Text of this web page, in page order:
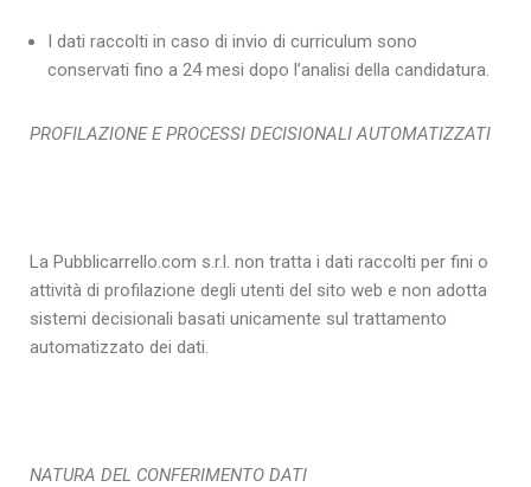
I dati raccolti in caso di invio di curriculum sono
conservati fino a 24 mesi dopo l’analisi della candidatura.
PROFILAZIONE E PROCESSI DECISIONALI AUTOMATIZZATI
La Pubblicarrello.com s.r.l. non tratta i dati raccolti per fini o
attività di profilazione degli utenti del sito web e non adotta
sistemi decisionali basati unicamente sul trattamento
automatizzato dei dati.
NATURA DEL CONFERIMENTO DATI